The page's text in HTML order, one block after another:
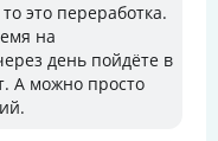
это переработка.
на
день пойдёте в
А можно просто